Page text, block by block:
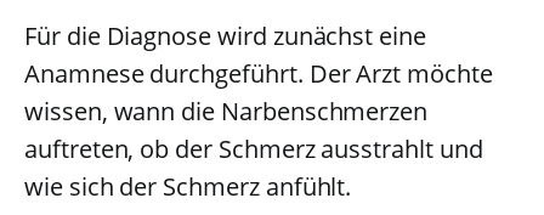
Für die Diagnose wird zunächst eine
Anamnese durchgeführt. Der Arzt möchte
wissen, wann die Narbenschmerzen
auftreten, ob der Schmerz ausstrahlt und
wie sich der Schmerz anfühlt.